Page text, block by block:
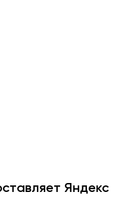
Яндекс